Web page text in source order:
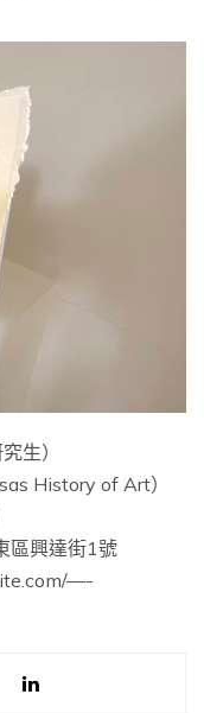
生）
History of Art）
區興達街1號
—-